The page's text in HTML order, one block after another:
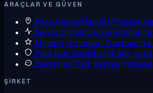
ARAÇLAR VE GÜVEN
AynaAğımızı kendi IP'nizden
Servis Durumu Anlık
Müşteri yorumları Trustpilot'ta
Para İade Garantisi 14 gün,
Destek al 7/24, gerçek
ŞIRKET